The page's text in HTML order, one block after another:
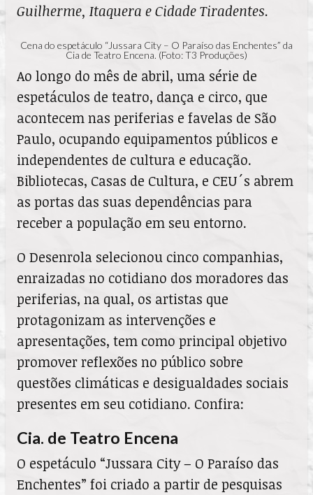
Guilherme, Itaquera e Cidade Tiradentes.
Cena do espetáculo “Jussara City – O Paraíso das Enchentes” da
Cia de Teatro Encena. (Foto: T3 Produções)
Ao longo do mês de abril, uma série de
espetáculos de teatro, dança e circo, que
acontecem nas periferias e favelas de São
Paulo, ocupando equipamentos públicos e
independentes de cultura e educação.
Bibliotecas, Casas de Cultura, e CEU´s abrem
as portas das suas dependências para
receber a população em seu entorno.
O Desenrola selecionou cinco companhias,
enraizadas no cotidiano dos moradores das
periferias, na qual, os artistas que
protagonizam as intervenções e
apresentações, tem como principal objetivo
promover reflexões no público sobre
questões climáticas e desigualdades sociais
presentes em seu cotidiano. Confira:
Cia. de Teatro Encena
O espetáculo “Jussara City – O Paraíso das
Enchentes” foi criado a partir de pesquisas